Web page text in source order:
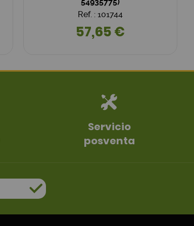
Ref. : 101744
57,65 €
Servicio
posventa